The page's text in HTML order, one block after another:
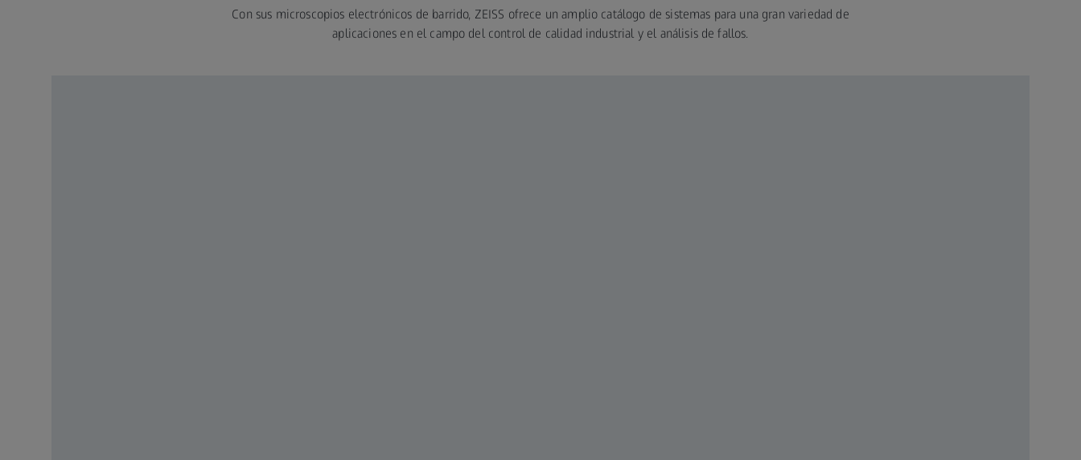
Con sus microscopios electrónicos de barrido, ZEISS ofrece un amplio catálogo de sistemas para una gran variedad de
aplicaciones en el campo del control de calidad industrial y el análisis de fallos.